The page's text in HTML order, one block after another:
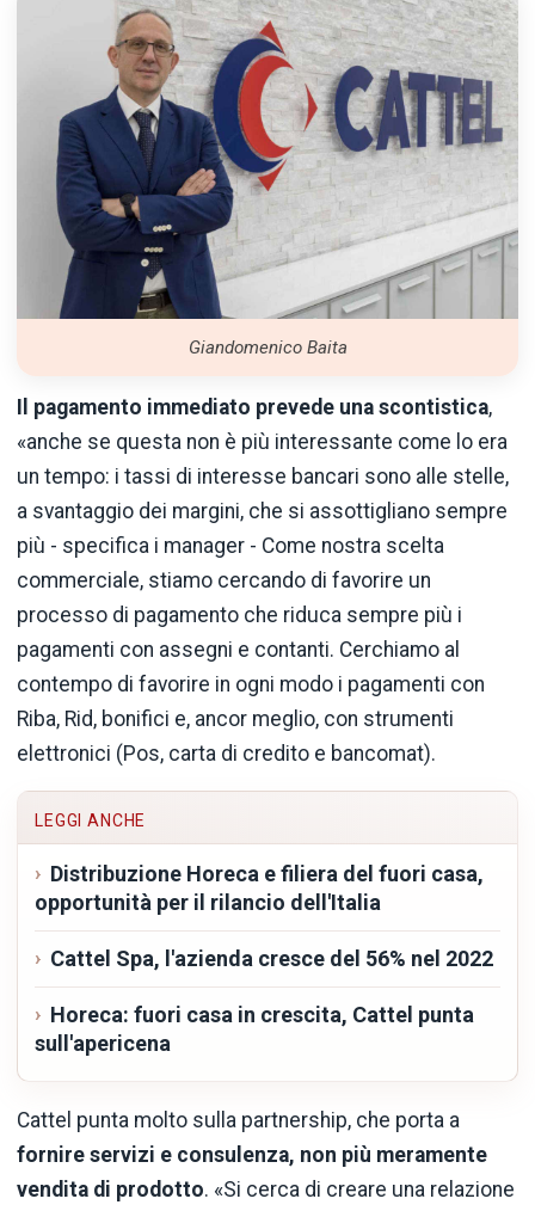
Giandomenico Baita
Il pagamento immediato prevede una scontistica,
«anche se questa non è più interessante come lo era
un tempo: i tassi di interesse bancari sono alle stelle,
a svantaggio dei margini, che si assottigliano sempre
più - specifica i manager - Come nostra scelta
commerciale, stiamo cercando di favorire un
processo di pagamento che riduca sempre più i
pagamenti con assegni e contanti. Cerchiamo al
contempo di favorire in ogni modo i pagamenti con
Riba, Rid, bonifici e, ancor meglio, con strumenti
elettronici (Pos, carta di credito e bancomat).
LEGGI ANCHE
Distribuzione Horeca e filiera del fuori casa,
opportunità per il rilancio dell'Italia
Cattel Spa, l'azienda cresce del 56% nel 2022
Horeca: fuori casa in crescita, Cattel punta
sull'apericena
Cattel punta molto sulla partnership, che porta a
fornire servizi e consulenza, non più meramente
vendita di prodotto. «Si cerca di creare una relazione